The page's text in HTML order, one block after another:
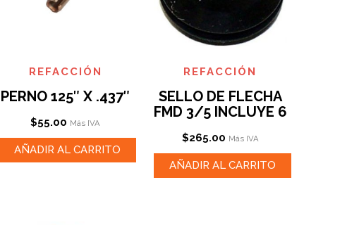
REFACCIÓN
PERNO 125″ X .437″
$55.00 Más IVA
AÑADIR AL CARRITO
REFACCIÓN
SELLO DE FLECHA
FMD 3/5 INCLUYE 6
$265.00 Más IVA
AÑADIR AL CARRITO